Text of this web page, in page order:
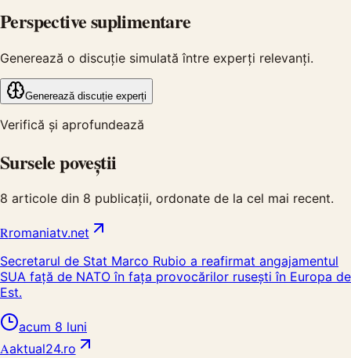
Perspective suplimentare
Generează o discuție simulată între experți relevanți.
Generează discuție experți
Verifică și aprofundează
Sursele poveștii
8 articole din 8 publicații, ordonate de la cel mai recent.
Rromaniatv.net
Secretarul de Stat Marco Rubio a reafirmat angajamentul
SUA față de NATO în fața provocărilor rusești în Europa de
Est.
acum 8 luni
Aaktual24.ro